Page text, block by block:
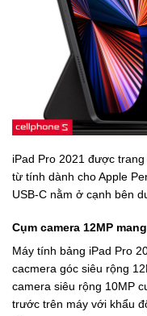
iPad Pro 2021 được
từ tính dành cho Apple
USB-C nằm ở cạnh bên
Cụm camera 12MP
Máy tính bảng iPad Pro
cacmera góc siêu rộng
camera siêu rộng 10MP
trước trên máy với khẩu